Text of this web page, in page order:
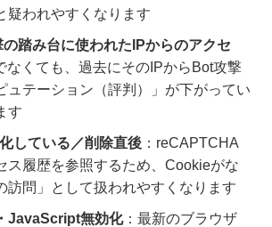
疑われやすくなります
踏み台に使われたIPからのアクセ
なくても、過去にそのIPからBot攻撃
ュテーション（評判）」が下がってい
す
している／削除直後 ：reCAPTCHA
ス履歴を参照するため、Cookieがな
訪問」として扱われやすくなります
JavaScript無効化：最新のブラウザ